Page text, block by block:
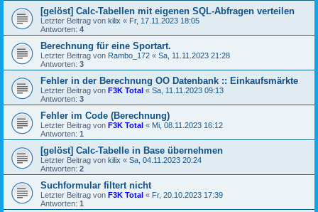
[gelöst] Calc-Tabellen mit eigenen SQL-Abfragen verteilen
Letzter Beitrag von kilix « Fr, 17.11.2023 18:05
Antworten: 4
Berechnung für eine Sportart.
Letzter Beitrag von Rambo_172 « Sa, 11.11.2023 21:28
Antworten: 3
Fehler in der Berechnung OO Datenbank :: Einkaufsmärkte
Letzter Beitrag von F3K Total « Sa, 11.11.2023 09:13
Antworten: 3
Fehler im Code (Berechnung)
Letzter Beitrag von F3K Total « Mi, 08.11.2023 16:12
Antworten: 1
[gelöst] Calc-Tabelle in Base übernehmen
Letzter Beitrag von kilix « Sa, 04.11.2023 20:24
Antworten: 2
Suchformular filtert nicht
Letzter Beitrag von F3K Total « Fr, 20.10.2023 17:39
Antworten: 1